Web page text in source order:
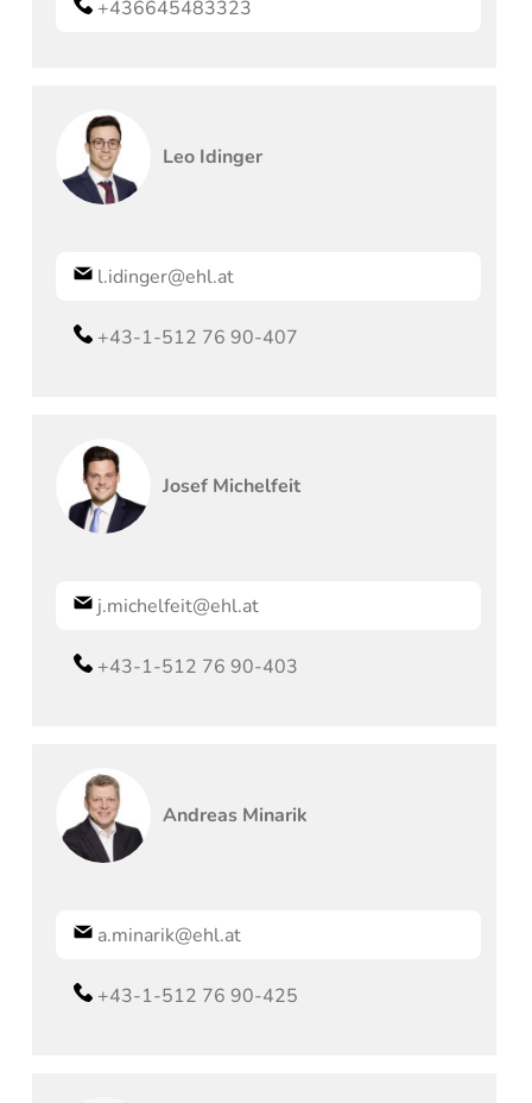
+436645483323
Leo Idinger
l.idinger@ehl.at
+43-1-512 76 90-407
Josef Michelfeit
j.michelfeit@ehl.at
+43-1-512 76 90-403
Andreas Minarik
a.minarik@ehl.at
+43-1-512 76 90-425